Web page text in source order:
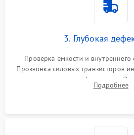
3. Глубокая
Проверка емкости и
Прозвонка силовых транзисторов
переключения и трансформатора.
конденсаторов и прогаров на
Подробнее